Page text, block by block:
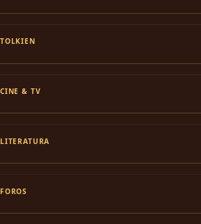
TOLKIEN
CINE & TV
LITERATURA
FOROS